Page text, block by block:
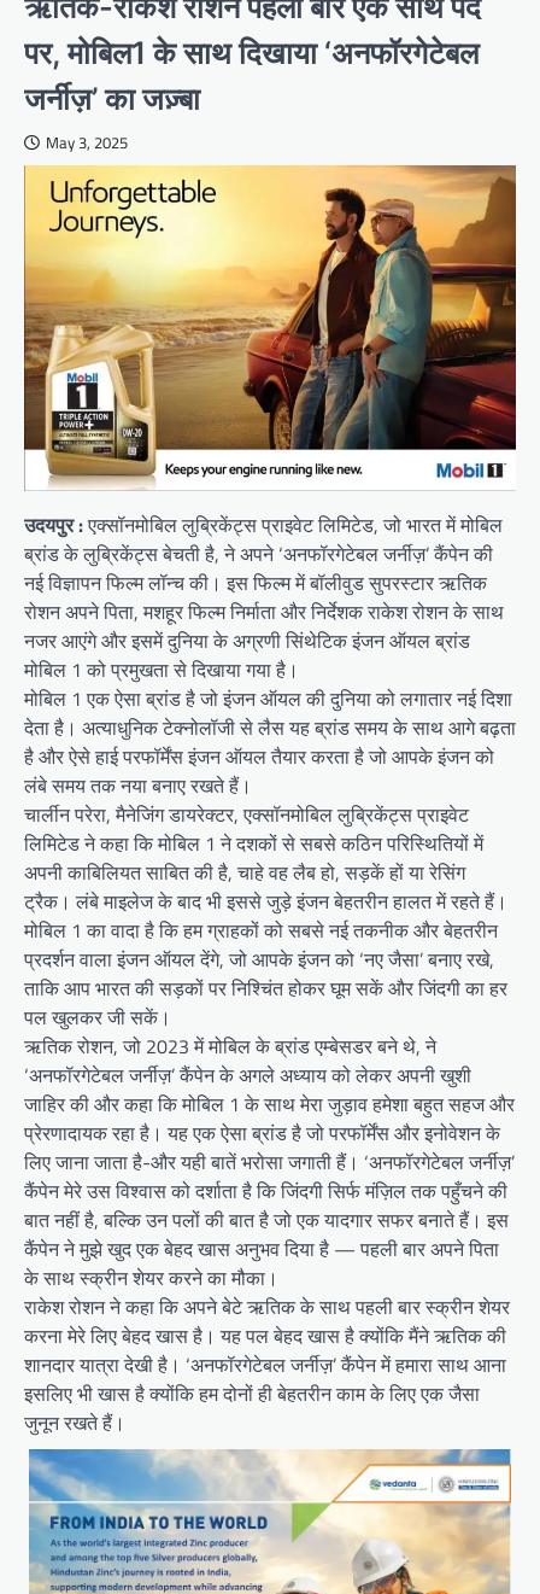
पर, मोबिल1 के साथ दिखाया ‘अनफॉरगेटेबल
जर्नीज़’ का जज़्बा
May 3, 2025
उदयपुर :एक्सॉनमोबिल लुब्रिकेंट्स प्राइवेट लिमिटेड, जो भारत में मोबिल
ब्रांड के लुब्रिकेंट्स बेचती है, ने अपने ‘अनफॉरगेटेबल जर्नीज़’ कैंपेन की
नई विज्ञापन फिल्म लॉन्च की। इस फिल्म में बॉलीवुड सुपरस्टार ऋतिक
रोशन अपने पिता, मशहूर फिल्म निर्माता और निर्देशक राकेश रोशन के साथ
नजर आएंगे और इसमें दुनिया के अग्रणी सिंथेटिक इंजन ऑयल ब्रांड
मोबिल 1 को प्रमुखता से दिखाया गया है।
मोबिल 1 एक ऐसा ब्रांड है जो इंजन ऑयल की दुनिया को लगातार नई दिशा
देता है। अत्याधुनिक टेक्‍नोलॉजी से लैस यह ब्रांड समय के साथ आगे बढ़ता
है और ऐसे हाई परफॉर्मेंस इंजन ऑयल तैयार करता है जो आपके इंजन को
लंबे समय तक नया बनाए रखते हैं।
चार्लीन परेरा, मैनेजिंग डायरेक्टर, एक्सॉनमोबिल लुब्रिकेंट्स प्राइवेट
लिमिटेड ने कहा कि मोबिल 1 ने दशकों से सबसे कठिन परिस्थितियों में
अपनी काबिलियत साबित की है, चाहे वह लैब हो, सड़कें हों या रेसिंग
ट्रैक। लंबे माइलेज के बाद भी इससे जुड़े इंजन बेहतरीन हालत में रहते हैं।
मोबिल 1 का वादा है कि हम ग्राहकों को सबसे नई तकनीक और बेहतरीन
प्रदर्शन वाला इंजन ऑयल देंगे, जो आपके इंजन को ‘नए जैसा’ बनाए रखे,
ताकि आप भारत की सड़कों पर निश्चिंत होकर घूम सकें और जिंदगी का हर
पल खुलकर जी सकें।
ऋतिक रोशन, जो 2023 में मोबिल के ब्रांड एम्बेसडर बने थे, ने
‘अनफॉरगेटेबल जर्नीज़’ कैंपेन के अगले अध्याय को लेकर अपनी खुशी
जाहिर की और कहा कि मोबिल 1 के साथ मेरा जुड़ाव हमेशा बहुत सहज और
प्रेरणादायक रहा है। यह एक ऐसा ब्रांड है जो परफॉर्मेंस और इनोवेशन के
लिए जाना जाता है-और यही बातें भरोसा जगाती हैं। ‘अनफॉरगेटेबल जर्नीज़’
कैंपेन मेरे उस विश्वास को दर्शाता है कि जिंदगी सिर्फ मंज़िल तक पहुँचने की
बात नहीं है, बल्कि उन पलों की बात है जो एक यादगार सफर बनाते हैं। इस
कैंपेन ने मुझे खुद एक बेहद खास अनुभव दिया है — पहली बार अपने पिता
के साथ स्क्रीन शेयर करने का मौका।
राकेश रोशन ने कहा कि अपने बेटे ऋतिक के साथ पहली बार स्क्रीन शेयर
करना मेरे लिए बेहद खास है। यह पल बेहद खास है क्‍योंकि मैंने ऋतिक की
शानदार यात्रा देखी है। ‘अनफॉरगेटेबल जर्नीज़’ कैंपेन में हमारा साथ आना
इसलिए भी खास है क्योंकि हम दोनों ही बेहतरीन काम के लिए एक जैसा
जुनून रखते हैं।